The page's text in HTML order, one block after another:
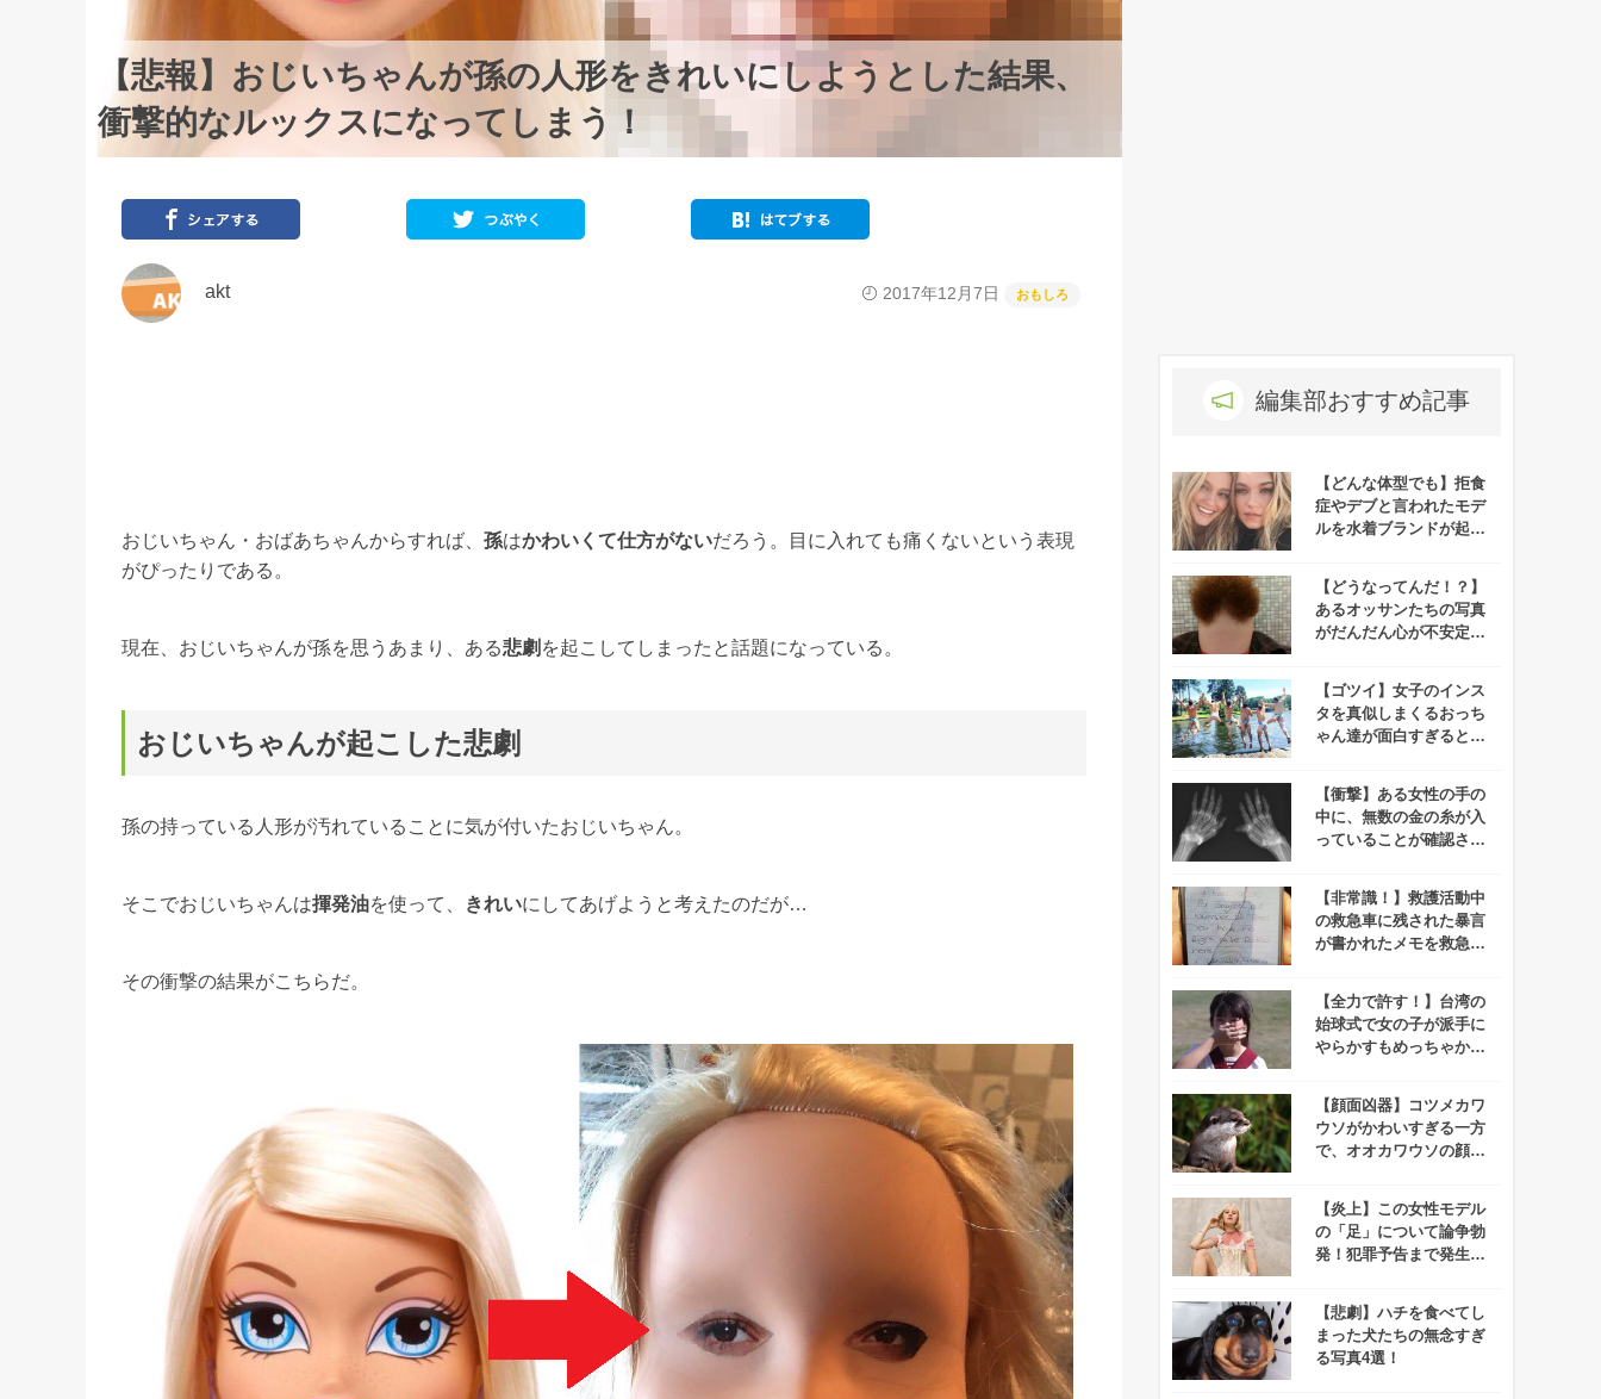
【悲報】おじいちゃんが孫の人形をきれいにしようとした結果、
衝撃的なルックスになってしまう！
akt 2017年12月7日 おもしろ
おじいちゃん・おばあちゃんからすれば、 孫はかわいくて仕方がないだろう。目に入れても痛くないという表現
がぴったりである。
現在、おじいちゃんが孫を思うあまり、ある悲劇 を起こしてしまったと話題になっている。
おじいちゃんが起こした悲劇
孫の持っている人形が汚れていることに気が付いたおじいちゃん。
そこでおじいちゃんは揮発油を使って、 きれいにしてあげようと考えたのだが…
その衝撃の結果がこちらだ。
編集部おすすめ記事
【どんな体型でも】拒食
症やデブと言われたモデ
ルを水着ブランドが起
づけられる女性続出！
【どうなってんだ！？】
あるオッサンたちの写真
がだんだん心が不安定に
【ゴツイ】女子のインス
タを真似しまくるおっち
ゃん達が面白すぎると話
【衝撃】ある女性の手の
中に、無数の金の糸が入
っていることが確認され
【非常識！】救護活動中
の救急車に残された暴言
が書かれたメモを救急隊
ハで逮捕される！
【全力で許す！】台湾の
始球式で女の子が派手に
やらかすもめっちゃかわ
【顔面凶器】コツメカワ
ウソがかわいすぎる一方
で、オオカワウソの顔が
らみんな見てくれ！
【炎上】この女性モデル
の「足」について論争勃
発！犯罪予告まで発生す
【悲劇】ハチを食べてし
まった犬たちの無念すぎ
る写真4選！